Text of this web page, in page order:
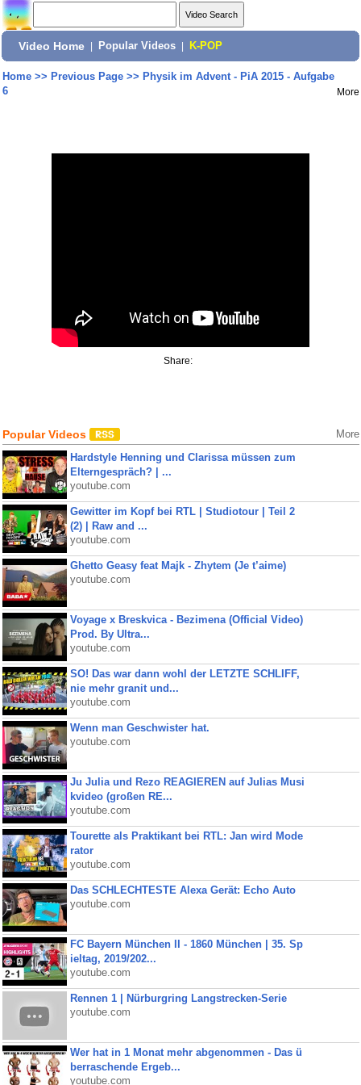
Video Home Popular Videos K-POP
Home>> Previous Page>> Physik im Advent - PiA 2015 - Aufgabe
6
More
Share:
Popular Videos More
Hardstyle Henning und Clarissa müssen zum
Elterngespräch? | ...
youtube.com
Gewitter im Kopf bei RTL | Studiotour | Teil 2
(2) | Raw and ...
youtube.com
Ghetto Geasy feat Majk - Zhytem (Je t’aime)
youtube.com
Voyage x Breskvica - Bezimena (Official Video)
Prod. By Ultra...
youtube.com
SO! Das war dann wohl der LETZTE SCHLIFF,
nie mehr granit und...
youtube.com
Wenn man Geschwister hat.
youtube.com
Ju Julia und Rezo REAGIEREN auf Julias Musi
kvideo (großen RE...
youtube.com
Tourette als Praktikant bei RTL: Jan wird Mode
rator
youtube.com
Das SCHLECHTESTE Alexa Gerät: Echo Auto
youtube.com
FC Bayern München II - 1860 München | 35. Sp
ieltag, 2019/202...
youtube.com
Rennen 1 | Nürburgring Langstrecken-Serie
youtube.com
Wer hat in 1 Monat mehr abgenommen - Das ü
berraschende Ergeb...
youtube.com